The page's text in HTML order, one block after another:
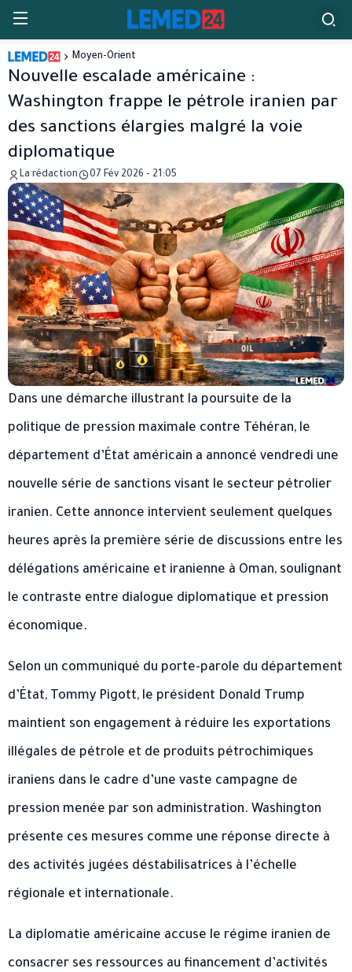
Moyen-Orient
Nouvelle escalade américaine :
Washington frappe le pétrole iranien par
des sanctions élargies malgré la voie
diplomatique
La rédaction 07 Fév 2026 - 21:05
Dans une démarche illustrant la poursuite de la
politique de pression maximale contre Téhéran, le
département d’État américain a annoncé vendredi une
nouvelle série de sanctions visant le secteur pétrolier
iranien. Cette annonce intervient seulement quelques
heures après la première série de discussions entre les
délégations américaine et iranienne à Oman, soulignant
le contraste entre dialogue diplomatique et pression
économique.
Selon un communiqué du porte-parole du département
d’État, Tommy Pigott, le président Donald Trump
maintient son engagement à réduire les exportations
illégales de pétrole et de produits pétrochimiques
iraniens dans le cadre d’une vaste campagne de
pression menée par son administration. Washington
présente ces mesures comme une réponse directe à
des activités jugées déstabilisatrices à l’échelle
régionale et internationale.
La diplomatie américaine accuse le régime iranien de
consacrer ses ressources au financement d’activités